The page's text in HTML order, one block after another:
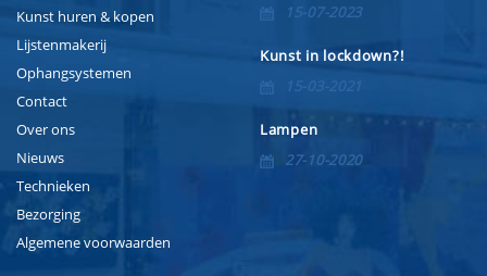
Kunst huren & kopen
Lijstenmakerij
Ophangsystemen
Contact
Over ons
Nieuws
Technieken
Bezorging
Algemene voorwaarden
15-07-2023
Kunst in lockdown?!
15-03-2021
Lampen
27-10-2020